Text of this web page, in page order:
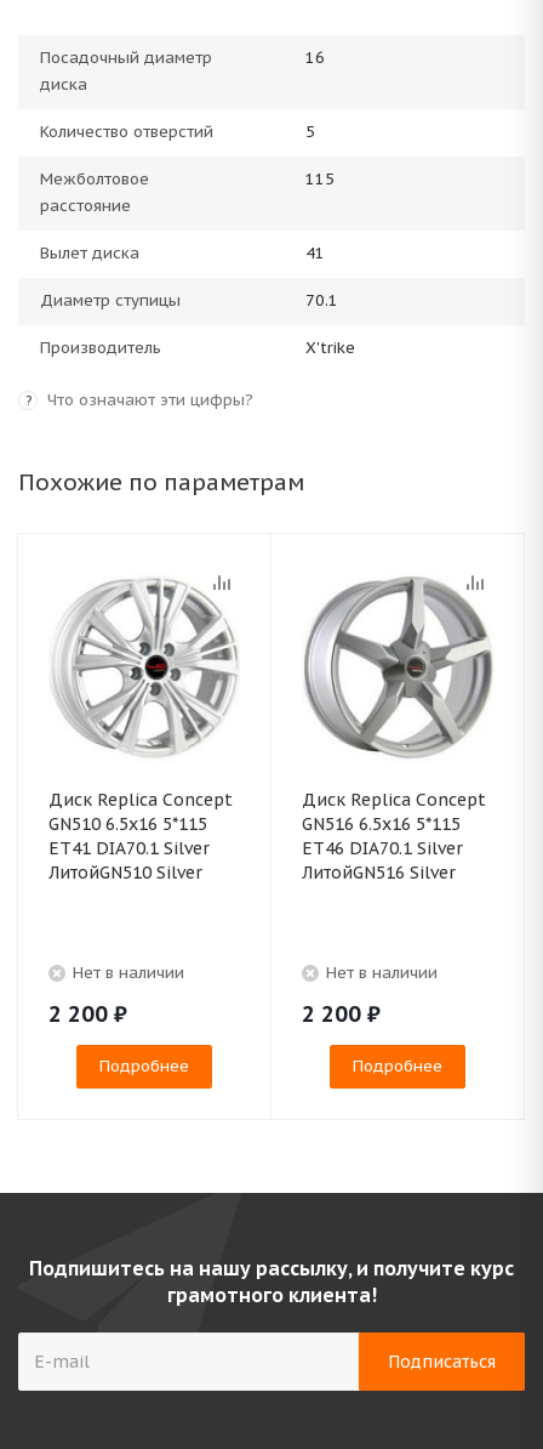
Посадочный диаметр
диска
16
Количество отверстий 5
Межболтовое
расстояние
115
Вылет диска 41
Диаметр ступицы 70.1
Производитель X'trike
? Что означают эти цифры?
Похожие по параметрам
Диск Replica Concept
GN510 6.5x16 5*115
ET41 DIA70.1 Silver
ЛитойGN510 Silver
Нет в наличии
2 200 ₽
Подробнее
Диск Replica Concept
GN516 6.5x16 5*115
ET46 DIA70.1 Silver
ЛитойGN516 Silver
Нет в наличии
2 200 ₽
Подробнее
Подпишитесь на нашу рассылку, и получите курс
грамотного клиента!